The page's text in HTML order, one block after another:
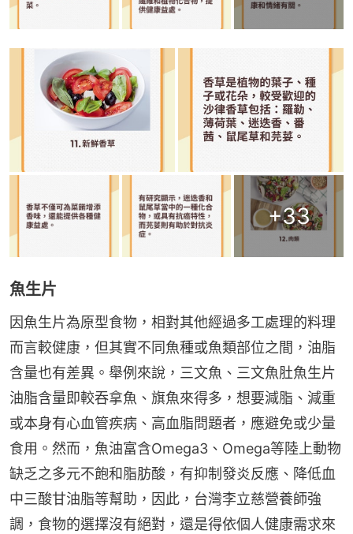
+33
魚生片
因魚生片為原型食物，相對其他經過多工處理的料理
而言較健康，但其實不同魚種或魚類部位之間，油脂
含量也有差異。舉例來說，三文魚、三文魚肚魚生片
油脂含量即較吞拿魚、旗魚來得多，想要減脂、減重
或本身有心血管疾病、高血脂問題者，應避免或少量
食用。然而，魚油富含Omega3、Omega等陸上動物
缺乏之多元不飽和脂肪酸，有抑制發炎反應、降低血
中三酸甘油脂等幫助，因此，台灣李立慈營養師強
調，食物的選擇沒有絕對，還是得依個人健康需求來